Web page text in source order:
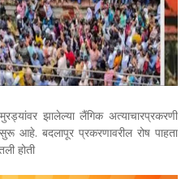
झालेल्या लैंगिक अत्याचारप्रकरणी
आहे. बदलापूर प्रकरणावरील रोष पाहता
होती